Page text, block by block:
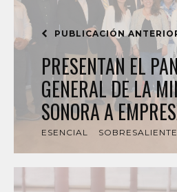
PUBLICACIÓN
PRESENTAN EL
GENERAL DE LA
SONORA A
ESENCIAL SOBRESALIENTE